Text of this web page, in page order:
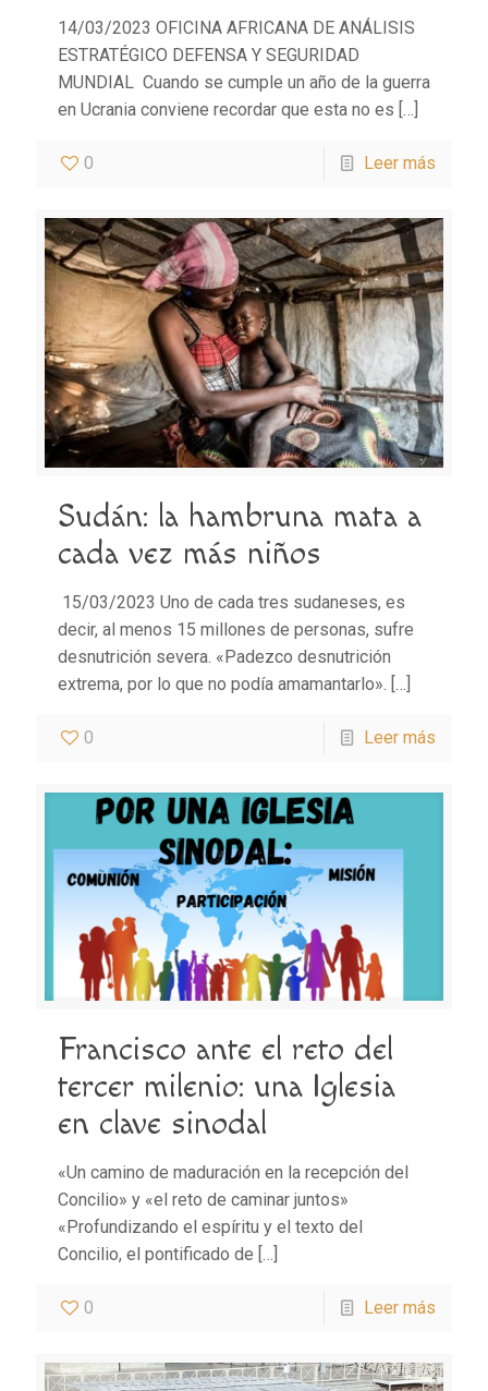
14/03/2023 OFICINA AFRICANA DE ANÁLISIS
ESTRATÉGICO DEFENSA Y SEGURIDAD
MUNDIAL Cuando se cumple un año de la guerra
en Ucrania conviene recordar que esta no es […]
0 Leer más
Sudán: la hambruna mata a
cada vez más niños
15/03/2023 Uno de cada tres sudaneses, es
decir, al menos 15 millones de personas, sufre
desnutrición severa. «Padezco desnutrición
extrema, por lo que no podía amamantarlo». […]
0 Leer más
Francisco ante el reto del
tercer milenio: una Iglesia
en clave sinodal
«Un camino de maduración en la recepción del
Concilio» y «el reto de caminar juntos»
«Profundizando el espíritu y el texto del
Concilio, el pontificado de […]
0 Leer más